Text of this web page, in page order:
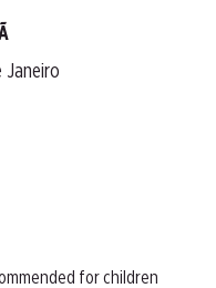
Janeiro
for children